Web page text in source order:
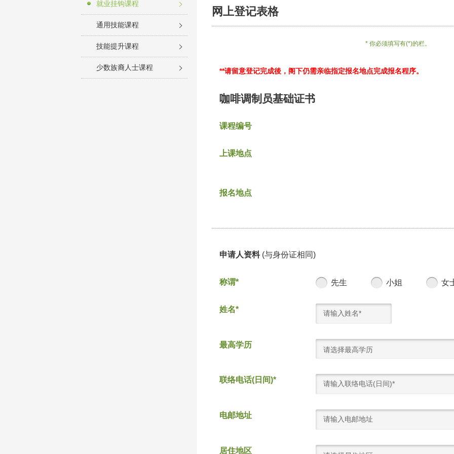
就业挂钩课程
通用技能课程
技能提升课程
少数族裔人士课程
网上登记表格
* 你必须填写有(*)的栏。
**请留意登记完成後，阁下仍需亲临指定报名地点完成报名程序。
咖啡调制员基础证书
课程编号
上课地点
报名地点
申请人资料 (与身份证相同)
称谓* 先生 小姐 女
姓名*
最高学历
请选择最高学历
联络电话(日间)*
电邮地址
居住地区